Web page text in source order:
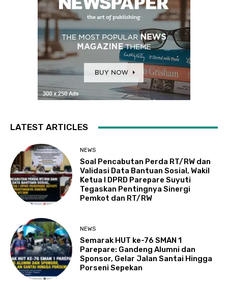
LATEST ARTICLES
NEWS
Soal Pencabutan Perda RT/RW dan
Validasi Data Bantuan Sosial, Wakil
Ketua I DPRD Parepare Suyuti
Tegaskan Pentingnya Sinergi
Pemkot dan RT/RW
NEWS
Semarak HUT ke-76 SMAN 1
Parepare: Gandeng Alumni dan
Sponsor, Gelar Jalan Santai Hingga
Porseni Sepekan